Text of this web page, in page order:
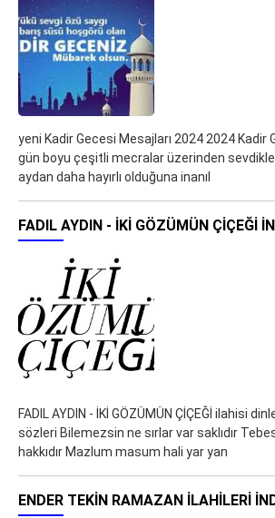
yeni Kadir Gecesi Mesajları 2024 2024 Kadir
gün boyu çeşitli mecralar üzerinden
aydan daha hayırlı olduğuna inanıl
FADIL AYDIN - İKİ GÖZÜMÜN ÇİÇEĞİ
FADIL AYDIN - İKİ GÖZÜMÜN ÇİÇEĞİ ilahisi
sözleri Bilemezsin ne sırlar var saklıdır
hakkıdır Mazlum masum hali yar yan
ENDER TEKIN RAMAZAN İLAHILERI